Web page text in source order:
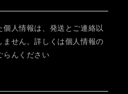
個人情報は、発送とご連絡以
せん。詳しくは個人情報の
らんください